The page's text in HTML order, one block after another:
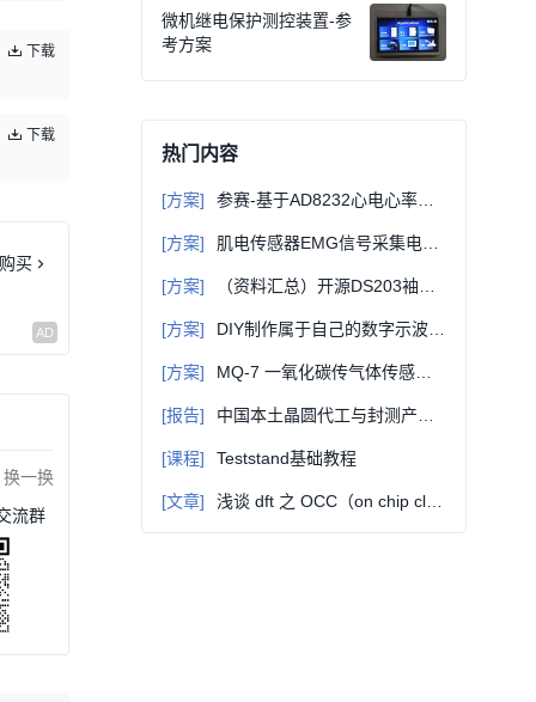
下载
下载
买
换一换
流群
教程
微机继电保护测控装置-参
考方案
热门内容
[方案] 参赛-基于AD8232心电心率图监测测量（原理图+PCB+ 源码）
[方案] 肌电传感器EMG信号采集电路（原理图+arduino源码+Processing源码）
[方案] （资料汇总）开源DS203袖珍示波器MCU源码、APP源码、原理图、固件升级等
[方案] DIY制作属于自己的数字示波器（原理图、程序源码、使用说明等）
[方案] MQ-7 一氧化碳传气体传感器资料汇总（原理图+stm32/Arduino示例代码+使用说明等）
[报告] 中国本土晶圆代工与封测产业地图（2025版）
[课程] Teststand基础教程
[文章] 浅谈 dft 之 OCC（on chip clock）